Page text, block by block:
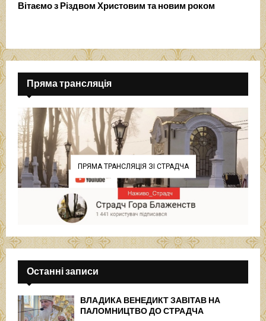
Вітаємо з Різдвом Христовим та новим роком
Пряма трансляція
ПРЯМА ТРАНСЛЯЦІЯ ЗІ СТРАДЧА
Останні записи
ВЛАДИКА ВЕНЕДИКТ ЗАВІТАВ НА
ПАЛОМНИЦТВО ДО СТРАДЧА